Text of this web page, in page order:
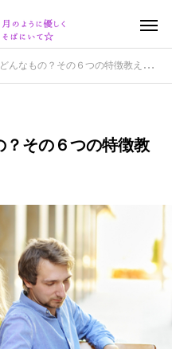
なもの？その６つの特徴教えます！
？その６つの特徴教